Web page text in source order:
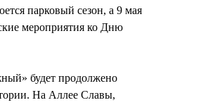
парковый сезон, а 9 мая
мероприятия ко Дню
будет продолжено
На Аллее Славы,